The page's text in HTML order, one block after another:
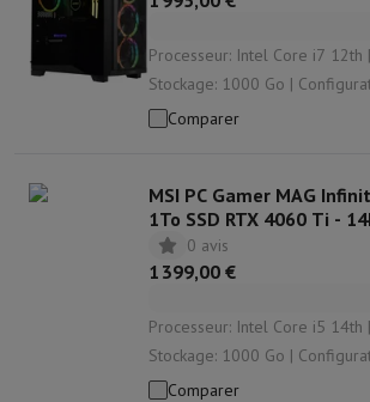
Processeur: Intel Core i7 12th | Capacité
Stockage: 1000 Go |
x 16) | Type RAM: DDR5 | Modèle de carteComparer
MSI PC Gamer MAG
1To SSD RTX 4060 Ti -
0 avis
1 399,00 €
Processeur: Intel Core i5 14th | Capacité
Stockage: 1000 Go |
x 8) | Type RAM: DDR5 | Modèle de carteComparer